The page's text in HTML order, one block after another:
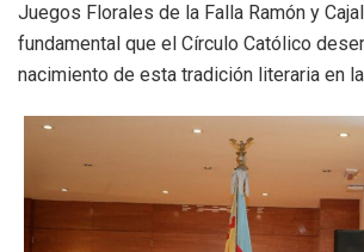
Juegos Florales de la Falla Ramón y
fundamental que el Círculo Católico
nacimiento de esta tradición literaria en